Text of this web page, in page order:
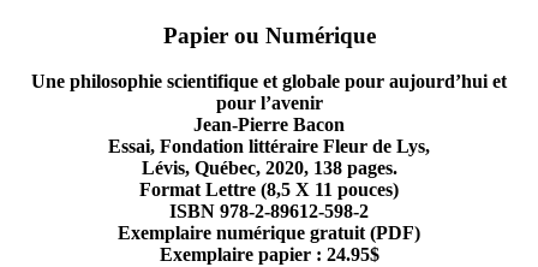
Papier ou Numérique
Une philosophie scientifique et globale pour aujourd’hui et
pour l’avenir
Jean-Pierre Bacon
Essai, Fondation littéraire Fleur de Lys,
Lévis, Québec, 2020, 138 pages.
Format Lettre (8,5 X 11 pouces)
ISBN 978-2-89612-598-2
Exemplaire numérique gratuit (PDF)
Exemplaire papier : 24.95$